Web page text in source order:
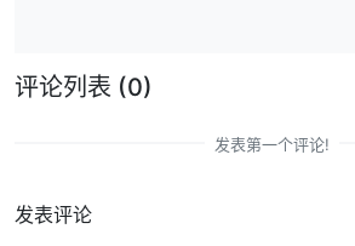
评论列表 (0)
发表第一个评论!
发表评论